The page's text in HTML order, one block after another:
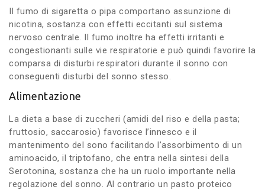
Il fumo di sigaretta o pipa comportano assunzione di
nicotina, sostanza con effetti eccitanti sul sistema
nervoso centrale. Il fumo inoltre ha effetti irritanti e
congestionanti sulle vie respiratorie e può quindi favorire la
comparsa di disturbi respiratori durante il sonno con
conseguenti disturbi del sonno stesso.
Alimentazione
La dieta a base di zuccheri (amidi del riso e della pasta;
fruttosio, saccarosio) favorisce l’innesco e il
mantenimento del sono facilitando l’assorbimento di un
aminoacido, il triptofano, che entra nella sintesi della
Serotonina, sostanza che ha un ruolo importante nella
regolazione del sonno. Al contrario un pasto proteico